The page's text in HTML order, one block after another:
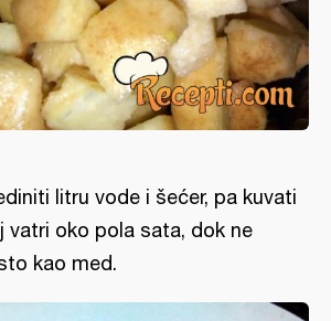
litru vode i šećer, pa kuvati
vatri oko pola sata, dok ne
kao med.